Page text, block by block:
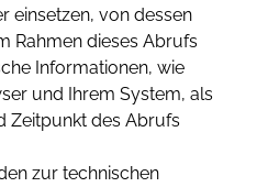
einsetzen, von dessen
Rahmen dieses Abrufs
Informationen, wie
und Ihrem System, als
Zeitpunkt des Abrufs
zur technischen